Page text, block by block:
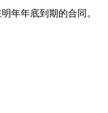
年年底到期的合同。